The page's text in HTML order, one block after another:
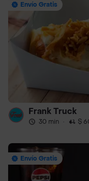
Envío Gratis
Frank Truck
30 min · $
Envío Gratis